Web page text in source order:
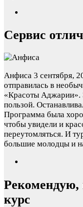
Сервис
Анфиса 3 сентября,
отправилась в
«Красоты Аджарии».
пользой.
Программа была
чтобы увидели и
переутомляться. И
большие молодцы и
Рекомендую,
курс